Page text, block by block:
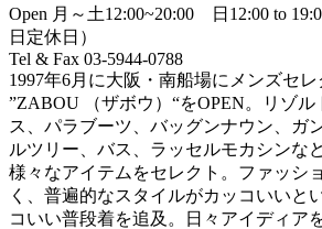
Open 月～土12:00~20:00 日12:00 to
日定休日）
Tel & Fax 03-5944-0788
1997年6月に大阪・南船場にメンズセ
”ZABOU （ザボウ）“をOPEN。リゾ
ス、パラブーツ、バッグンナウン、ガ
ルツリー、バス、ラッセルモカシンな
様々なアイテムをセレクト。ファッシ
く、普遍的なスタイルがカッコいいと
コいい普段着を追及。日々アイディア